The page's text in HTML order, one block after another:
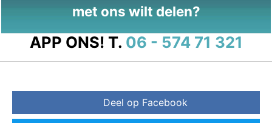
met ons wilt delen?
APP ONS! T. 06 - 574 71 321
Deel op Facebook